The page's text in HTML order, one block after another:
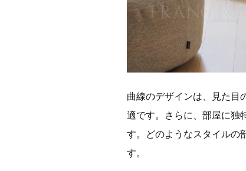
曲線のデザインは、見た目
適です。さらに、部屋に独
す。どのようなスタイルの
す。